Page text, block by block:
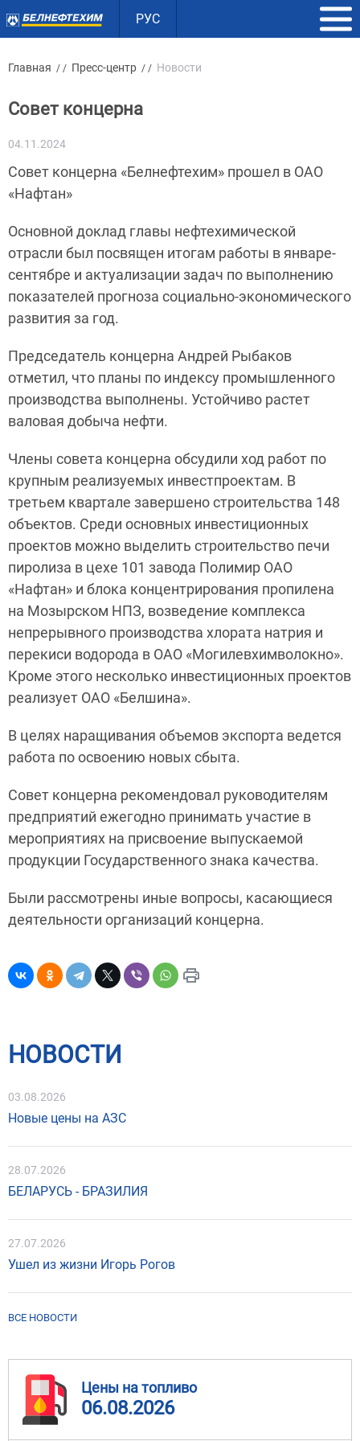
РУС
Главная / / Пресс-центр / / Новости
Совет концерна
04.11.2024
Совет концерна «Белнефтехим» прошел в ОАО
«Нафтан»
Основной доклад главы нефтехимической
отрасли был посвящен итогам работы в январе-
сентябре и актуализации задач по выполнению
показателей прогноза социально-экономического
развития за год.
Председатель концерна Андрей Рыбаков
отметил, что планы по индексу промышленного
производства выполнены. Устойчиво растет
валовая добыча нефти.
Члены совета концерна обсудили ход работ по
крупным реализуемых инвестпроектам. В
третьем квартале завершено строительства 148
объектов. Среди основных инвестиционных
проектов можно выделить строительство печи
пиролиза в цехе 101 завода Полимир ОАО
«Нафтан» и блока концентрирования пропилена
на Мозырском НПЗ, возведение комплекса
непрерывного производства хлората натрия и
перекиси водорода в ОАО «Могилевхимволокно».
Кроме этого несколько инвестиционных проектов
реализует ОАО «Белшина».
В целях наращивания объемов экспорта ведется
работа по освоению новых сбыта.
Совет концерна рекомендовал руководителям
предприятий ежегодно принимать участие в
мероприятиях на присвоение выпускаемой
продукции Государственного знака качества.
Были рассмотрены иные вопросы, касающиеся
деятельности организаций концерна.
НОВОСТИ
03.08.2026
Новые цены на АЗС
28.07.2026
БЕЛАРУСЬ - БРАЗИЛИЯ
27.07.2026
Ушел из жизни Игорь Рогов
ВСЕ НОВОСТИ
Цены на топливо
06.08.2026